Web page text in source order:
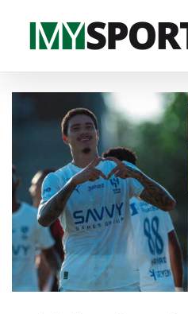
content
View
Larger